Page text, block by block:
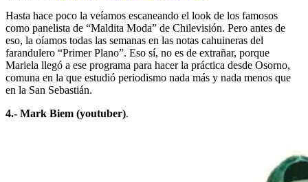
Hasta hace poco la veíamos escaneando el look de los famosos
como panelista de “Maldita Moda” de Chilevisión. Pero antes de
eso, la oíamos todas las semanas en las notas cahuineras del
farandulero “Primer Plano”. Eso sí, no es de extrañar, porque
Mariela llegó a ese programa para hacer la práctica desde Osorno,
comuna en la que estudió periodismo nada más y nada menos que
en la San Sebastián.
4.- Mark Biem (youtuber).